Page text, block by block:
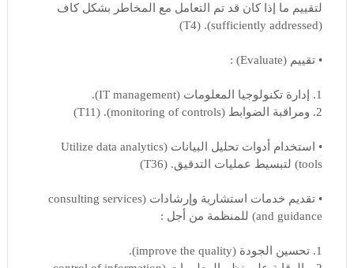
لتقييم ما إذا كان قد تم التعامل مع المخاطر بشكل كاف
(sufficiently addressed). (T4)
• تقييم (Evaluate) :
1. إدارة تكنولوجيا المعلومات (IT management).
2. ومراقبة الضوابط (monitoring of controls). (T11)
• استخدام أدوات تحليل البيانات (Utilize data analytics
tools) لتبسيط عمليات التدقيق. (T36)
• تقديم خدمات استشارية وإرشادات (consulting services
and guidance) للمنظمة من أجل :
1. تحسين الجودة (improve the quality).